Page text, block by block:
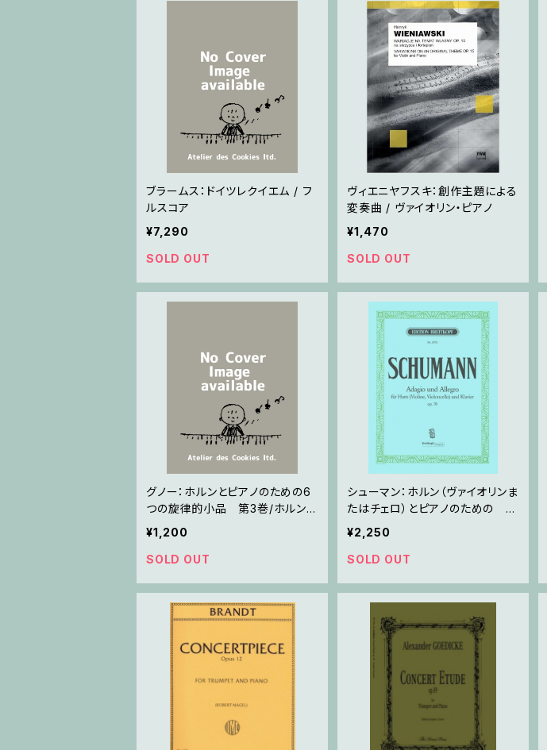
ブラームス：ドイツレクイエム / フ
ルスコア
¥7,290
SOLD OUT
ヴィエニヤフスキ：創作主題による
変奏曲 / ヴァイオリン・ピアノ
¥1,470
SOLD OUT
グノー：ホルンとピアノのための6
つの旋律的小品 第3巻/ホルン・
ピアノ
¥1,200
SOLD OUT
シューマン：ホルン（ヴァイオリンま
たはチェロ）とピアノのための ア
ダージョとアレグロ
¥2,250
SOLD OUT